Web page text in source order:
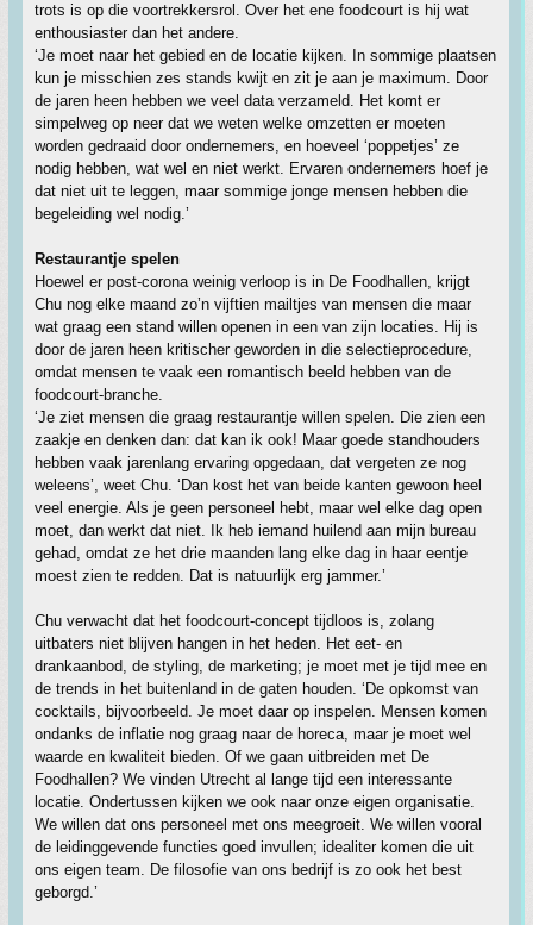
trots is op die voortrekkersrol. Over het ene foodcourt is hij wat
enthousiaster dan het andere.
‘Je moet naar het gebied en de locatie kijken. In sommige plaatsen
kun je misschien zes stands kwijt en zit je aan je maximum. Door
de jaren heen hebben we veel data verzameld. Het komt er
simpelweg op neer dat we weten welke omzetten er moeten
worden gedraaid door ondernemers, en hoeveel ‘poppetjes’ ze
nodig hebben, wat wel en niet werkt. Ervaren ondernemers hoef je
dat niet uit te leggen, maar sommige jonge mensen hebben die
begeleiding wel nodig.’
Restaurantje spelen
Hoewel er post-corona weinig verloop is in De Foodhallen, krijgt
Chu nog elke maand zo’n vijftien mailtjes van mensen die maar
wat graag een stand willen openen in een van zijn locaties. Hij is
door de jaren heen kritischer geworden in die selectieprocedure,
omdat mensen te vaak een romantisch beeld hebben van de
foodcourt-branche.
‘Je ziet mensen die graag restaurantje willen spelen. Die zien een
zaakje en denken dan: dat kan ik ook! Maar goede standhouders
hebben vaak jarenlang ervaring opgedaan, dat vergeten ze nog
weleens’, weet Chu. ‘Dan kost het van beide kanten gewoon heel
veel energie. Als je geen personeel hebt, maar wel elke dag open
moet, dan werkt dat niet. Ik heb iemand huilend aan mijn bureau
gehad, omdat ze het drie maanden lang elke dag in haar eentje
moest zien te redden. Dat is natuurlijk erg jammer.’
Chu verwacht dat het foodcourt-concept tijdloos is, zolang
uitbaters niet blijven hangen in het heden. Het eet- en
drankaanbod, de styling, de marketing; je moet met je tijd mee en
de trends in het buitenland in de gaten houden. ‘De opkomst van
cocktails, bijvoorbeeld. Je moet daar op inspelen. Mensen komen
ondanks de inflatie nog graag naar de horeca, maar je moet wel
waarde en kwaliteit bieden. Of we gaan uitbreiden met De
Foodhallen? We vinden Utrecht al lange tijd een interessante
locatie. Ondertussen kijken we ook naar onze eigen organisatie.
We willen dat ons personeel met ons meegroeit. We willen vooral
de leidinggevende functies goed invullen; idealiter komen die uit
ons eigen team. De filosofie van ons bedrijf is zo ook het best
geborgd.’